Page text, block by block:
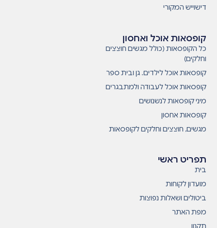
תפריט ראשי
בית
מועדון לקוחות
ביטולים ושאלות נפוצות
מפת האתר
תקנון
קופסאות אוכל ואחסון
כל הקופסאות (כולל מגשים חוצצים
וחלקים)
קופסאות אוכל לילדים. גן ובית ספר
קופסאות אוכל לעבודה ולמתבגרים
מיני קופסאות לנשנושים
קופסאות אחסון
מגשים, חוצצים וחלקים לקופסאות
דישוייש המקורי